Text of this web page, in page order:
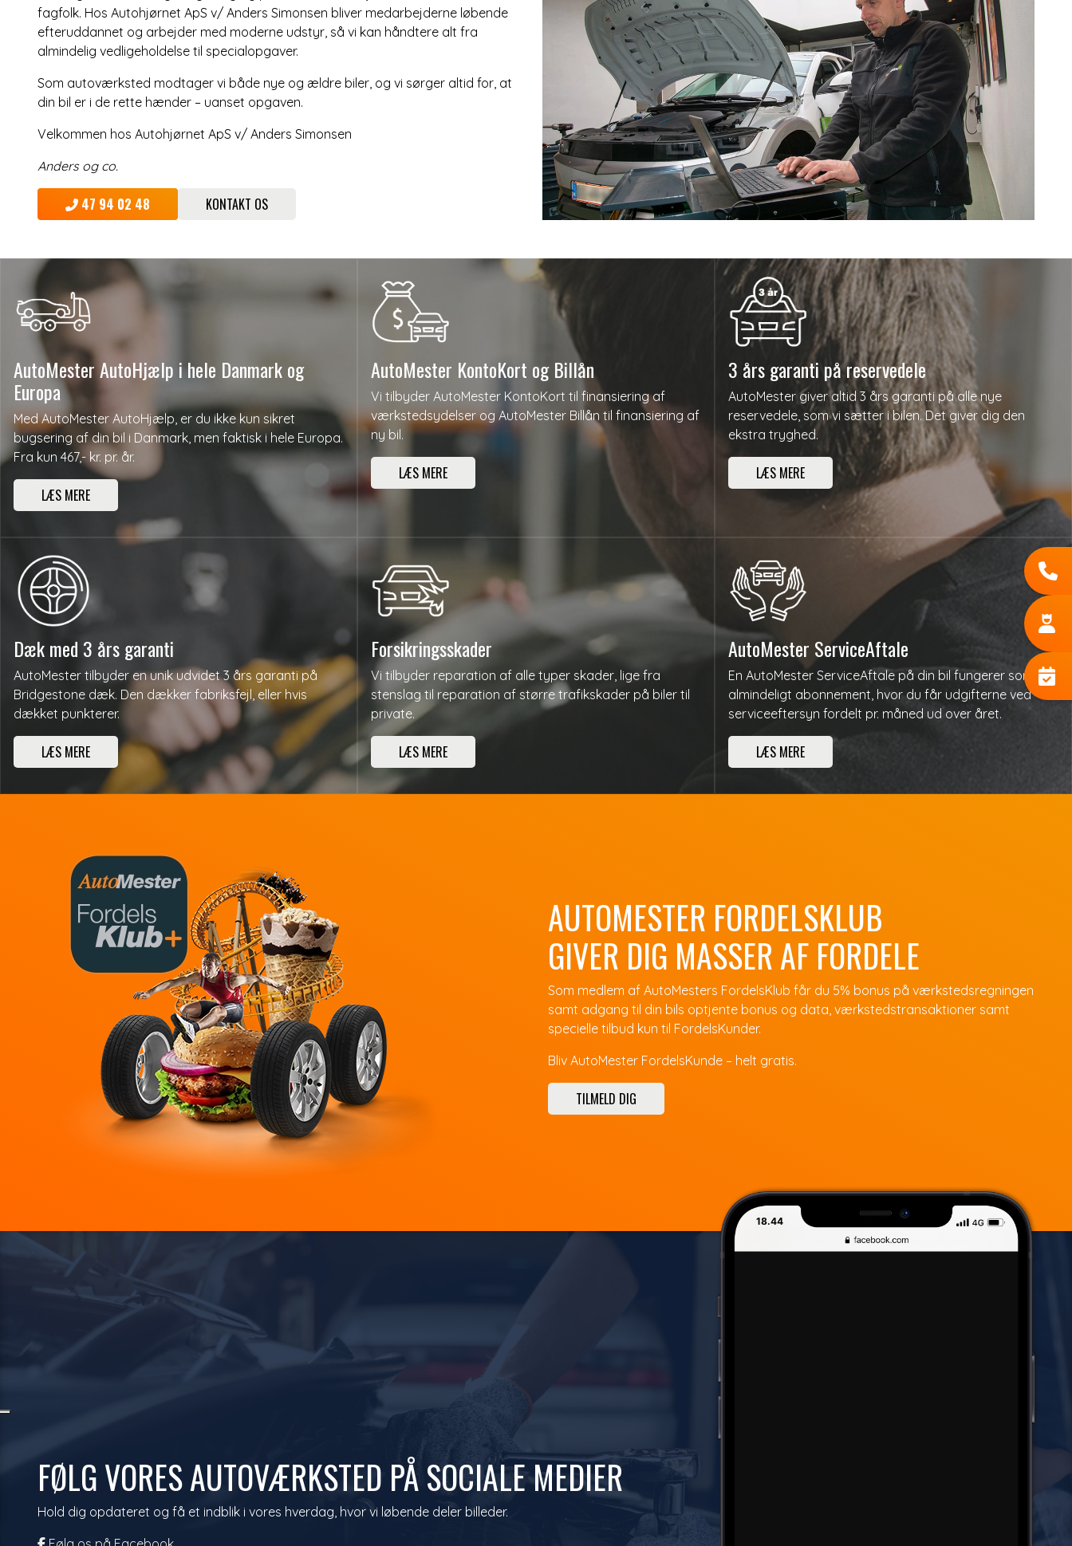
fagfolk. Hos Autohjørnet ApS v/ Anders Simonsen bliver medarbejderne løbende
efteruddannet og arbejder med moderne udstyr, så vi kan håndtere alt fra
almindelig vedligeholdelse til specialopgaver.
Som autoværksted modtager vi både nye og ældre biler, og vi sørger altid for, at
din bil er i de rette hænder – uanset opgaven.
Velkommen hos Autohjørnet ApS v/ Anders Simonsen
Anders og co.
47 94 02 48 KONTAKT OS
AutoMester AutoHjælp i hele Danmark og
Europa
Med AutoMester AutoHjælp, er du ikke kun sikret
bugsering af din bil i Danmark, men faktisk i hele Europa.
Fra kun 467,- kr. pr. år.
LÆS MERE
AutoMester KontoKort og Billån
Vi tilbyder AutoMester KontoKort til finansiering af
værkstedsydelser og AutoMester Billån til finansiering af
ny bil.
LÆS MERE
3 års garanti på reservedele
AutoMester giver altid 3 års garanti på alle nye
reservedele, som vi sætter i bilen. Det giver dig den
ekstra tryghed.
LÆS MERE
Dæk med 3 års garanti
AutoMester tilbyder en unik udvidet 3 års garanti på
Bridgestone dæk. Den dækker fabriksfejl, eller hvis
dækket punkterer.
LÆS MERE
Forsikringsskader
Vi tilbyder reparation af alle typer skader, lige fra
stenslag til reparation af større trafikskader på biler til
private.
LÆS MERE
AutoMester ServiceAftale
En AutoMester ServiceAftale på din bil fungerer som et
almindeligt abonnement, hvor du får udgifterne ved
serviceeftersyn fordelt pr. måned ud over året.
LÆS MERE
AUTOMESTER FORDELSKLUB
GIVER DIG MASSER AF FORDELE
Som medlem af AutoMesters FordelsKlub får du 5% bonus på værkstedsregningen
samt adgang til din bils optjente bonus og data, værkstedstransaktioner samt
specielle tilbud kun til FordelsKunder.
Bliv AutoMester FordelsKunde – helt gratis.
TILMELD DIG
FØLG VORES AUTOVÆRKSTED PÅ SOCIALE MEDIER
Hold dig opdateret og få et indblik i vores hverdag, hvor vi løbende deler billeder.
18.44